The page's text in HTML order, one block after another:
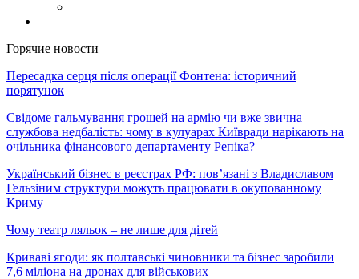
Горячие новости
Пересадка серця після операції Фонтена: історичний
порятунок
Свідоме гальмування грошей на армію чи вже звична
службова недбалість: чому в кулуарах Київради нарікають на
очільника фінансового департаменту Репіка?
Український бізнес в реєстрах РФ: пов’язані з Владиславом
Гельзіним структури можуть працювати в окупованному
Криму
Чому театр ляльок – не лише для дітей
Криваві ягоди: як полтавські чиновники та бізнес заробили
7,6 міліона на дронах для військових